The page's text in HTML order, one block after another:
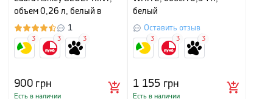
объем 0,26 л, белый в
синий мелкий цветок
1
900грн
Есть в наличии
3 3 3
белый
Оставить отзыв
1 155 грн
Есть в наличии
3 3 3